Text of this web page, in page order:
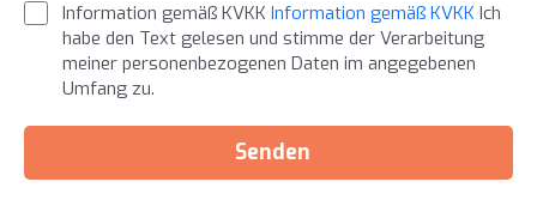
Information gemäß KVKK Information gemäß KVKK Ich
habe den Text gelesen und stimme der Verarbeitung
meiner personenbezogenen Daten im angegebenen
Umfang zu.
Senden